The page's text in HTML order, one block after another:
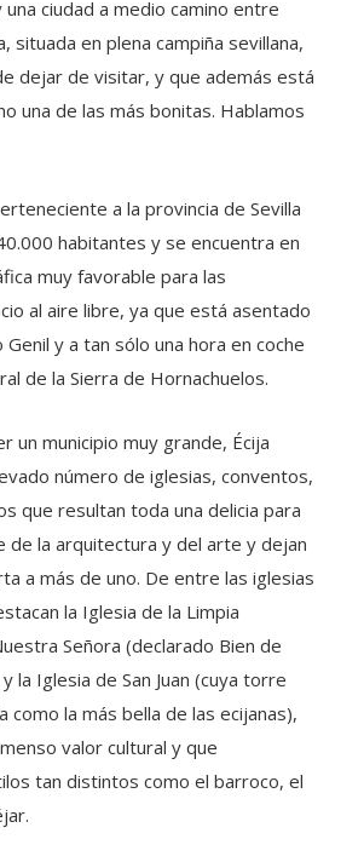
una ciudad a medio camino entre
situada en plena campiña sevillana,
dejar de visitar, y que además está
una de las más bonitas. Hablamos
a la provincia de Sevilla
habitantes y se encuentra en
muy favorable para las
al aire libre, ya que está asentado
y a tan sólo una hora en coche
de la Sierra de Hornachuelos.
un municipio muy grande, Écija
número de iglesias, conventos,
que resultan toda una delicia para
de la arquitectura y del arte y dejan
a más de uno. De entre las iglesias
la Iglesia de la Limpia
Señora (declarado Bien de
la Iglesia de San Juan (cuya torre
como la más bella de las ecijanas),
valor cultural y que
tan distintos como el barroco, el